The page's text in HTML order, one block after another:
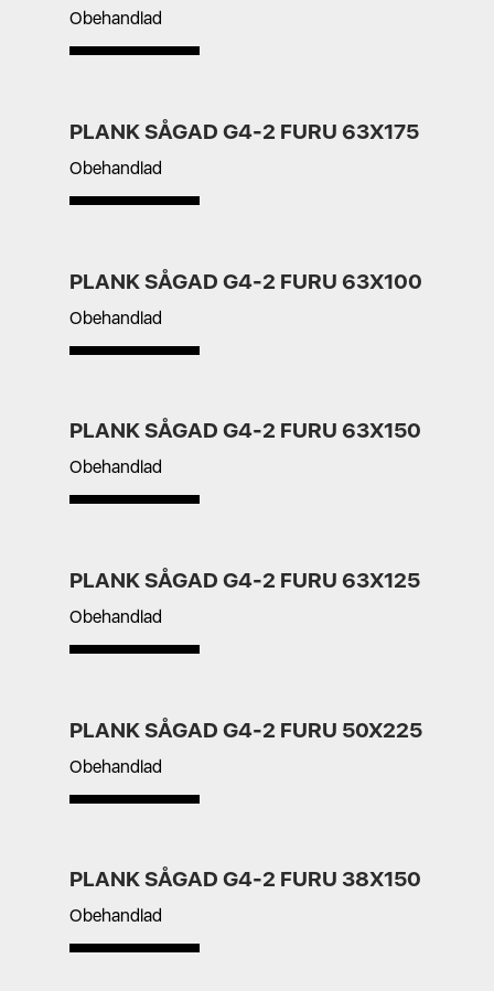
Obehandlad
PLANK SÅGAD G4-2 FURU 63X175
Obehandlad
PLANK SÅGAD G4-2 FURU 63X100
Obehandlad
PLANK SÅGAD G4-2 FURU 63X150
Obehandlad
PLANK SÅGAD G4-2 FURU 63X125
Obehandlad
PLANK SÅGAD G4-2 FURU 50X225
Obehandlad
PLANK SÅGAD G4-2 FURU 38X150
Obehandlad